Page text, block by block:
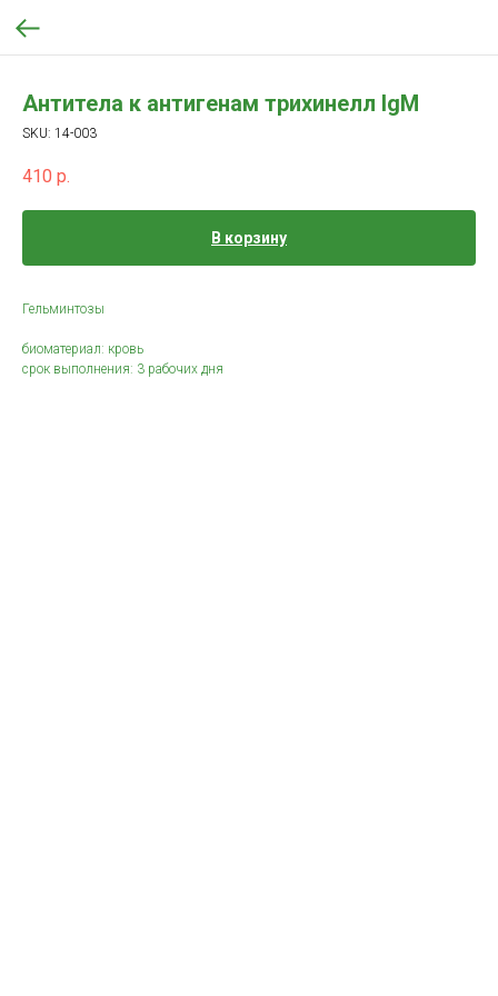
Антитела к антигенам трихинелл IgM
SKU: 14-003
410 р.
В корзину
Гельминтозы
биоматериал: кровь
срок выполнения: 3 рабочих дня